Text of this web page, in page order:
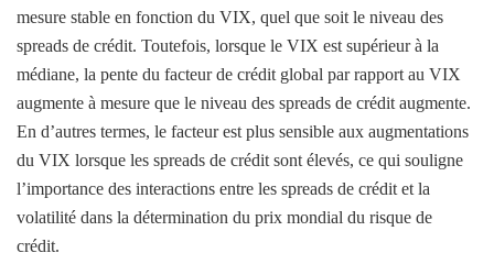
mesure stable en fonction du VIX, quel que soit le niveau des
spreads de crédit. Toutefois, lorsque le VIX est supérieur à la
médiane, la pente du facteur de crédit global par rapport au VIX
augmente à mesure que le niveau des spreads de crédit augmente.
En d’autres termes, le facteur est plus sensible aux augmentations
du VIX lorsque les spreads de crédit sont élevés, ce qui souligne
l’importance des interactions entre les spreads de crédit et la
volatilité dans la détermination du prix mondial du risque de
crédit.